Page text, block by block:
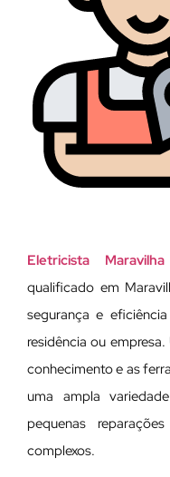
Eletricista
qualificado em
segurança e
residência ou
conhecimento e as
uma ampla
pequenas
complexos.